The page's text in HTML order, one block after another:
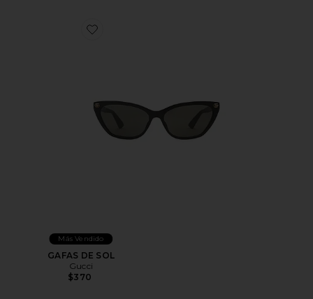
Favorite GAFAS DE SOL
Más Vendido
GAFAS DE SOL
Gucci
$370